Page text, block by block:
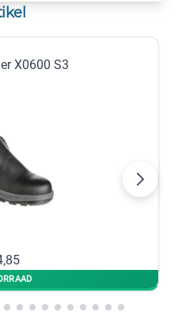
43
−
−
op voorraad
−
X0600 S3